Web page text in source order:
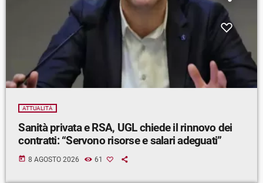
ATTUALITÀ
Sanità privata e RSA, UGL chiede il rinnovo dei
contratti: “Servono risorse e salari adeguati”
today 8 AGOSTO 2026 61